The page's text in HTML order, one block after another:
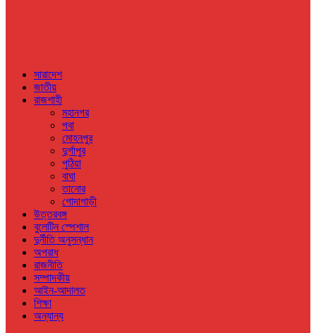
সারাদেশ
জাতীয়
রাজশাহী
মহানগর
পবা
মোহনপুর
দুর্গাপুর
পুঠিয়া
বাঘা
তানোর
গোদাগাড়ী
উত্তরবঙ্গ
বুলেটিন স্পেশাল
দুর্নীতি অনুসন্ধান
অপরাধ
রাজনীতি
সম্পাদকীয়
আইন-আদালত
শিক্ষা
অন্যান্য